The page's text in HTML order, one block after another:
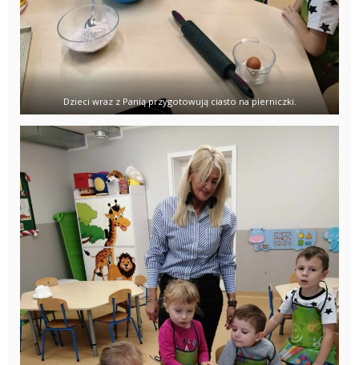
Dzieci wraz z Panią przygotowują ciasto na pierniczki.